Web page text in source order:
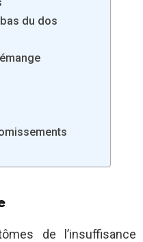
du dos
de l’insuffisance